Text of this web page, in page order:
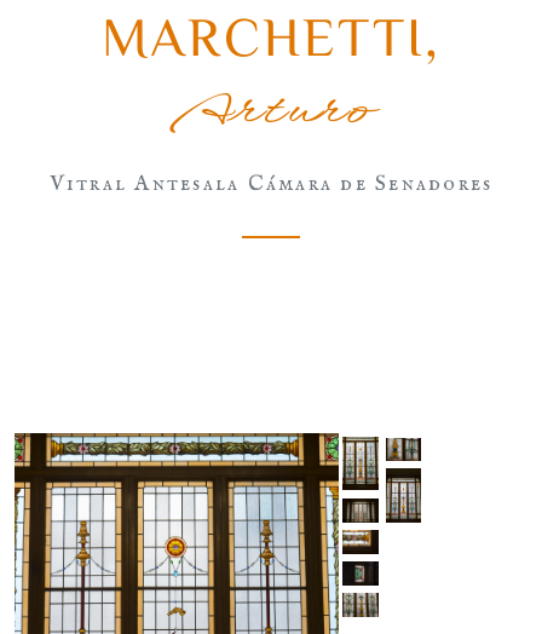
MARCHETTI,
Arturo
Vitral Antesala Cámara de Senadores